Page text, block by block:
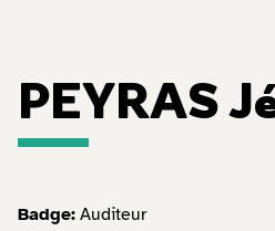
PEYRAS
Badge: Auditeur